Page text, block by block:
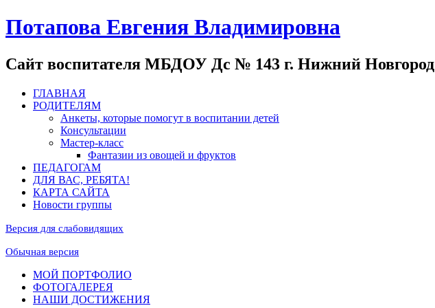
Потапова Евгения Владимировна
Сайт воспитателя МБДОУ Дс № 143 г. Нижний Новгород
ГЛАВНАЯ
РОДИТЕЛЯМ
Анкеты, которые помогут в воспитании детей
Консультации
Мастер-класс
Фантазии из овощей и фруктов
ПЕДАГОГАМ
ДЛЯ ВАС, РЕБЯТА!
КАРТА САЙТА
Новости группы
Версия для слабовидящих
Обычная версия
МОЙ ПОРТФОЛИО
ФОТОГАЛЕРЕЯ
НАШИ ДОСТИЖЕНИЯ